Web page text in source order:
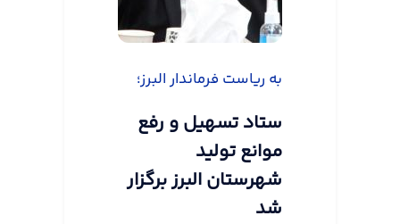
به ریاست فرماندار البرز؛
ستاد تسهیل و رفع
موانع تولید
شهرستان البرز برگزار
شد